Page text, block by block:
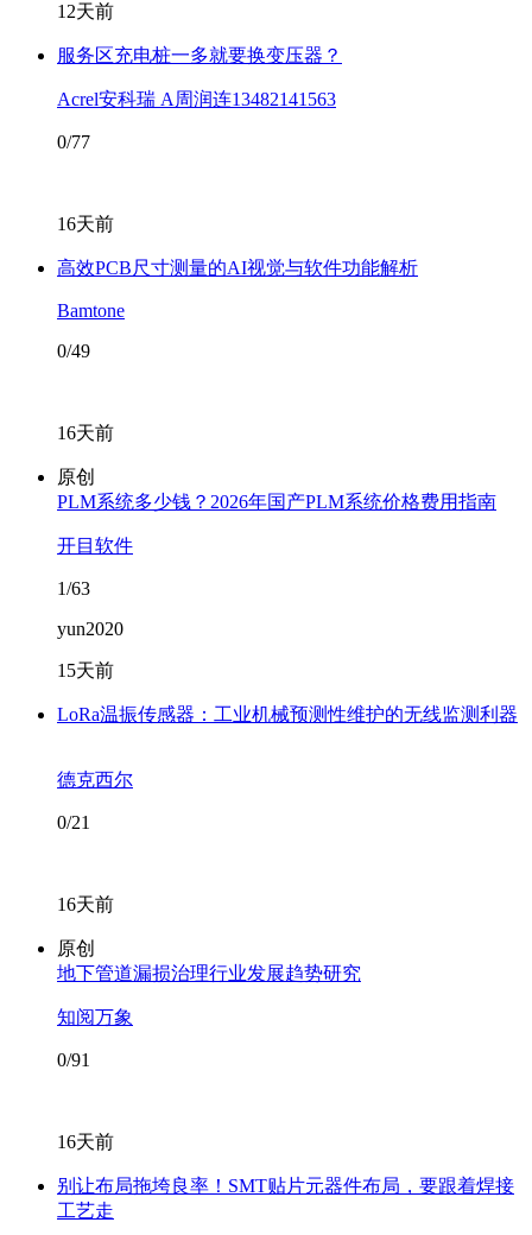
12天前
服务区充电桩一多就要换变压器？
Acrel安科瑞 A周润连13482141563
0/77
16天前
高效PCB尺寸测量的AI视觉与软件功能解析
Bamtone
0/49
16天前
原创
PLM系统多少钱？2026年国产PLM系统价格费用指南
开目软件
1/63
yun2020
15天前
LoRa温振传感器：工业机械预测性维护的无线监测利器
德克西尔
0/21
16天前
原创
地下管道漏损治理行业发展趋势研究
知阅万象
0/91
16天前
别让布局拖垮良率！SMT贴片元器件布局，要跟着焊接
工艺走